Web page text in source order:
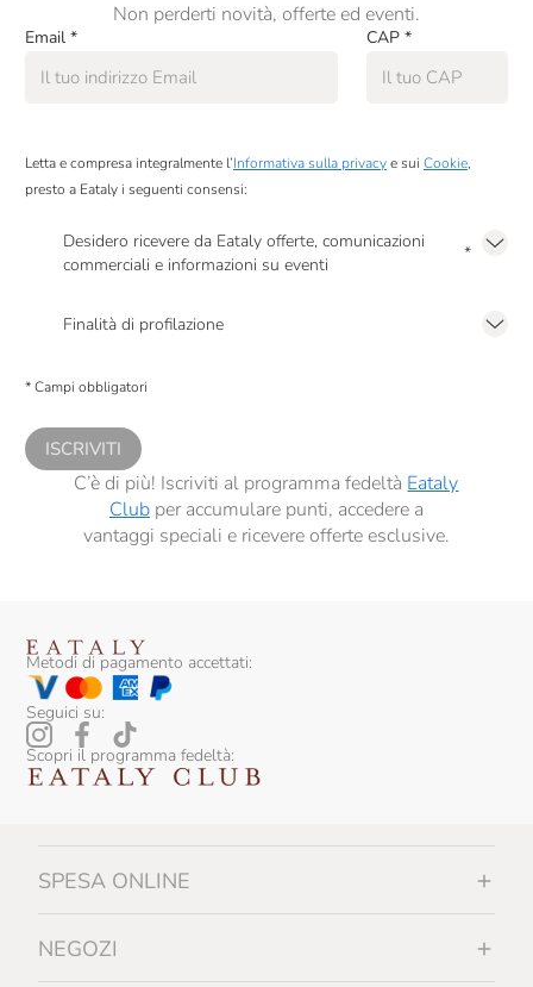
Non perderti novità, offerte ed eventi.
Email * CAP *
Letta e compresa integralmente l’Informativa sulla privacye sui Cookie,
presto a Eataly i seguenti consensi:
Desidero ricevere da Eataly offerte, comunicazioni
commerciali e informazioni su eventi
*
Finalità di profilazione
comunicazioni commerciali personalizzate, in caso di consenso prestato ai
* Campi obbligatori
ISCRIVITI
C’è di più! Iscriviti al programma fedeltà Eataly
Clubper accumulare punti, accedere a
vantaggi speciali e ricevere offerte esclusive.
Metodi di pagamento accettati:
Seguici su:
Scopri il programma fedeltà:
SPESA ONLINE
NEGOZI